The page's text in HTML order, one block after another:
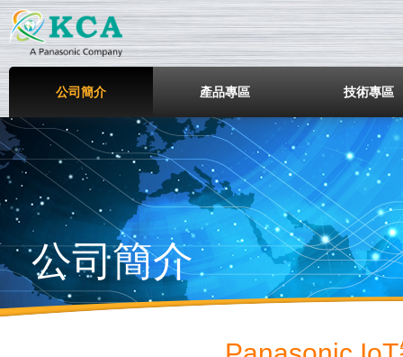
鎧鋒企業股份有限公司
公司簡介 產品專區 技術專區
公司簡介